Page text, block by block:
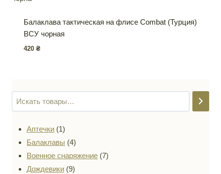
Балаклава тактическая на флисе Combat (Турция)
ВСУ чорная
420 ₴
Аптечки 11
товар
Балаклавы 44
товара
Военное снаряжение 77
Дождевики 99